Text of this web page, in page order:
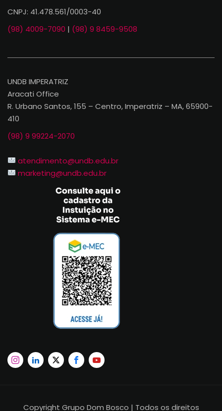
CNPJ: 41.478.561/0003-40
(98) 4009-7090 | (98) 9 8459-9508
UNDB IMPERATRIZ
Aracati Office
R. Urbano Santos, 155 – Centro, Imperatriz – MA, 65900-
410
(98) 9 99224-2070
atendimento@undb.edu.br
marketing@undb.edu.br
Copyright Grupo Dom Bosco | Todos os direitos